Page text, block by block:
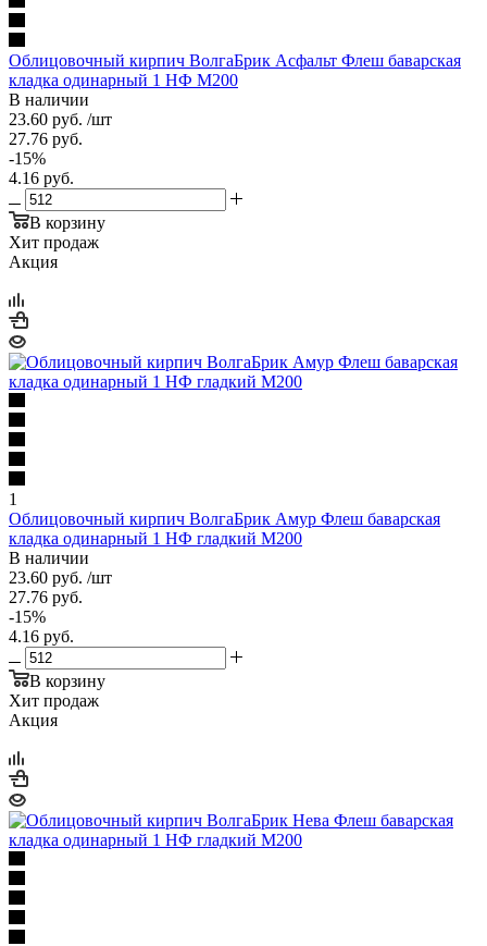
Облицовочный кирпич ВолгаБрик Асфальт Флеш баварская
кладка одинарный 1 НФ М200
В наличии
23.60 руб. /шт
27.76 руб.
-15%
4.16 руб.
В корзину
Хит продаж
Акция
1
Облицовочный кирпич ВолгаБрик Амур Флеш баварская
кладка одинарный 1 НФ гладкий М200
В наличии
23.60 руб. /шт
27.76 руб.
-15%
4.16 руб.
В корзину
Хит продаж
Акция